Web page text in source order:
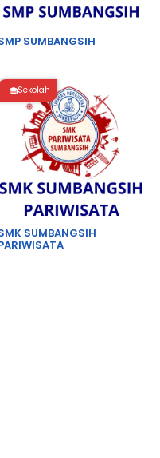
SUMBANGSIH
Sekolah
SUMBANGSIH